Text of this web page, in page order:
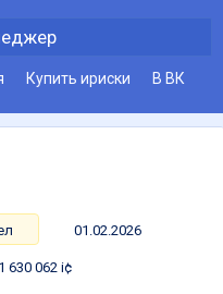
Купить ириски В ВК
01.02.2026
1 630 062 i¢